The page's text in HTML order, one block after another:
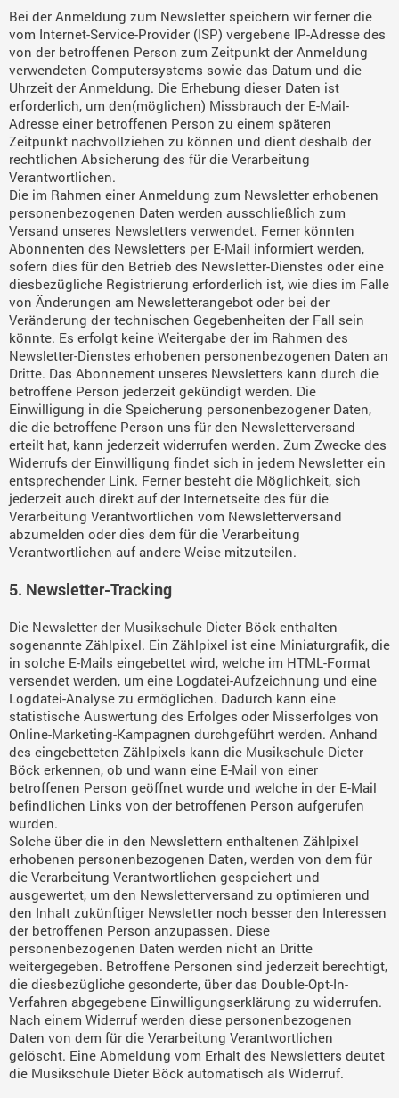
Bei der Anmeldung zum Newsletter speichern wir ferner die
vom Internet-Service-Provider (ISP) vergebene IP-Adresse des
von der betroffenen Person zum Zeitpunkt der Anmeldung
verwendeten Computersystems sowie das Datum und die
Uhrzeit der Anmeldung. Die Erhebung dieser Daten ist
erforderlich, um den(möglichen) Missbrauch der E-Mail-
Adresse einer betroffenen Person zu einem späteren
Zeitpunkt nachvollziehen zu können und dient deshalb der
rechtlichen Absicherung des für die Verarbeitung
Verantwortlichen.
Die im Rahmen einer Anmeldung zum Newsletter erhobenen
personenbezogenen Daten werden ausschließlich zum
Versand unseres Newsletters verwendet. Ferner könnten
Abonnenten des Newsletters per E-Mail informiert werden,
sofern dies für den Betrieb des Newsletter-Dienstes oder eine
diesbezügliche Registrierung erforderlich ist, wie dies im Falle
von Änderungen am Newsletterangebot oder bei der
Veränderung der technischen Gegebenheiten der Fall sein
könnte. Es erfolgt keine Weitergabe der im Rahmen des
Newsletter-Dienstes erhobenen personenbezogenen Daten an
Dritte. Das Abonnement unseres Newsletters kann durch die
betroffene Person jederzeit gekündigt werden. Die
Einwilligung in die Speicherung personenbezogener Daten,
die die betroffene Person uns für den Newsletterversand
erteilt hat, kann jederzeit widerrufen werden. Zum Zwecke des
Widerrufs der Einwilligung findet sich in jedem Newsletter ein
entsprechender Link. Ferner besteht die Möglichkeit, sich
jederzeit auch direkt auf der Internetseite des für die
Verarbeitung Verantwortlichen vom Newsletterversand
abzumelden oder dies dem für die Verarbeitung
Verantwortlichen auf andere Weise mitzuteilen.
5. Newsletter-Tracking
Die Newsletter der Musikschule Dieter Böck enthalten
sogenannte Zählpixel. Ein Zählpixel ist eine Miniaturgrafik, die
in solche E-Mails eingebettet wird, welche im HTML-Format
versendet werden, um eine Logdatei-Aufzeichnung und eine
Logdatei-Analyse zu ermöglichen. Dadurch kann eine
statistische Auswertung des Erfolges oder Misserfolges von
Online-Marketing-Kampagnen durchgeführt werden. Anhand
des eingebetteten Zählpixels kann die Musikschule Dieter
Böck erkennen, ob und wann eine E-Mail von einer
betroffenen Person geöffnet wurde und welche in der E-Mail
befindlichen Links von der betroffenen Person aufgerufen
wurden.
Solche über die in den Newslettern enthaltenen Zählpixel
erhobenen personenbezogenen Daten, werden von dem für
die Verarbeitung Verantwortlichen gespeichert und
ausgewertet, um den Newsletterversand zu optimieren und
den Inhalt zukünftiger Newsletter noch besser den Interessen
der betroffenen Person anzupassen. Diese
personenbezogenen Daten werden nicht an Dritte
weitergegeben. Betroffene Personen sind jederzeit berechtigt,
die diesbezügliche gesonderte, über das Double-Opt-In-
Verfahren abgegebene Einwilligungserklärung zu widerrufen.
Nach einem Widerruf werden diese personenbezogenen
Daten von dem für die Verarbeitung Verantwortlichen
gelöscht. Eine Abmeldung vom Erhalt des Newsletters deutet
die Musikschule Dieter Böck automatisch als Widerruf.